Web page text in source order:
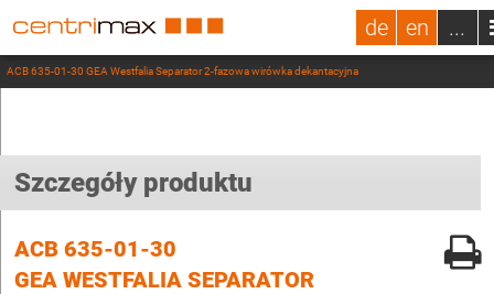
de en ...
ACB 635-01-30 GEA Westfalia Separator 2-fazowa wirówka dekantacyjna
Szczegóły produktu
ACB 635-01-30
GEA WESTFALIA SEPARATOR